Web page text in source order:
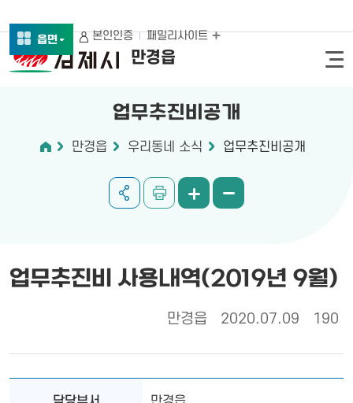
만경읍
읍면 본인인증 패밀리사이트
업무추진비공개
만경읍 우리동네 소식 업무추진비공개
업무추진비 사용내역(2019년 9월)
만경읍 2020.07.09 190